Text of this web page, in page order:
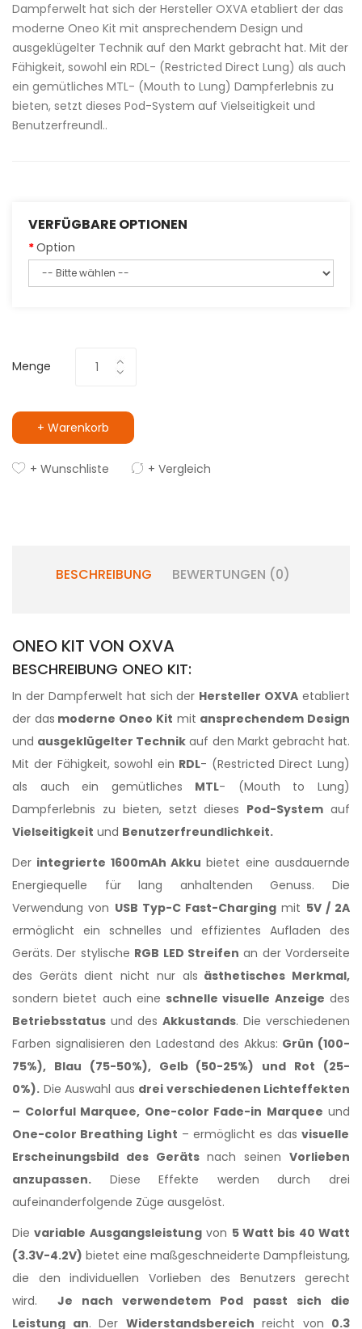
Dampferwelt hat sich der Hersteller OXVA etabliert der das
moderne Oneo Kit mit ansprechendem Design und
ausgeklügelter Technik auf den Markt gebracht hat. Mit der
Fähigkeit, sowohl ein RDL- (Restricted Direct Lung) als auch
ein gemütliches MTL- (Mouth to Lung) Dampferlebnis zu
bieten, setzt dieses Pod-System auf Vielseitigkeit und
Benutzerfreundl..
VERFÜGBARE OPTIONEN
Option
Menge
+ Warenkorb
+ Wunschliste + Vergleich
BESCHREIBUNG BEWERTUNGEN (0)
ONEO KIT VON OXVA
BESCHREIBUNG ONEO KIT:
In der Dampferwelt hat sich der Hersteller OXVA etabliert
der das moderne Oneo Kit mit ansprechendem Design
und ausgeklügelter Technik auf den Markt gebracht hat.
Mit der Fähigkeit, sowohl ein RDL- (Restricted Direct Lung)
als auch ein gemütliches MTL- (Mouth to Lung)
Dampferlebnis zu bieten, setzt dieses Pod-System auf
Vielseitigkeit und Benutzerfreundlichkeit.
Der integrierte 1600mAh Akku bietet eine ausdauernde
Energiequelle für lang anhaltenden Genuss. Die
Verwendung von USB Typ-C Fast-Charging mit 5V / 2A
ermöglicht ein schnelles und effizientes Aufladen des
Geräts. Der stylische RGB LED Streifen an der Vorderseite
des Geräts dient nicht nur als ästhetisches Merkmal,
sondern bietet auch eine schnelle visuelle Anzeige des
Betriebsstatus und des Akkustands. Die verschiedenen
Farben signalisieren den Ladestand des Akkus: Grün (100-
75%), Blau (75-50%), Gelb (50-25%) und Rot (25-
0%). Die Auswahl aus drei verschiedenen Lichteffekten
– Colorful Marquee, One-color Fade-in Marquee und
One-color Breathing Light – ermöglicht es das visuelle
Erscheinungsbild des Gerätsnach seinenVorlieben
anzupassen. Diese Effekte werden durch drei
aufeinanderfolgende Züge ausgelöst.
Dievariable Ausgangsleistungvon 5 Watt bis 40 Watt
(3.3V-4.2V) bietet eine maßgeschneiderte Dampfleistung,
die den individuellen Vorlieben des Benutzers gerecht
wird. Je nach verwendetem Pod passt sich die
Leistung an. Der Widerstandsbereich reicht von 0.3